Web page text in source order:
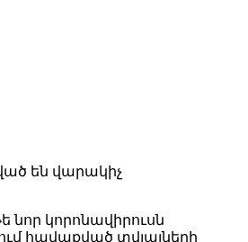
են վարակիչ
նոր կորոնավիրուսն
հավաքված տվյալների